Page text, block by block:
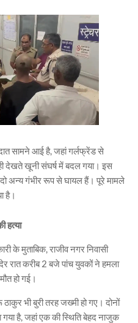
सामने आई है, जहां गर्लफ्रेंड से
देखते खूनी संघर्ष में बदल गया। इस
अन्य गंभीर रूप से घायल हैं। पूरे मामले
है।
हत्या
के मुताबिक, राजीव नगर निवासी
रात करीब 2 बजे पांच युवकों ने हमला
हो गई।
ठाकुरभी बुरी तरह जख्मी हो गए। दोनों
गया है, जहां एक की स्थिति बेहद नाजुक